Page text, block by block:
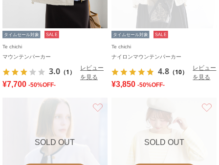
タイムセール対象 SALE
Te chichi
マウンテンパーカー
3.0 （1）
レビュー
を見る
¥7,700 -50%OFF-
タイムセール対象 SALE
Te chichi
ナイロンマウンテンパーカー
4.8 （10）
レビュー
を見る
¥3,850 -50%OFF-
SOLD OUT SOLD OUT